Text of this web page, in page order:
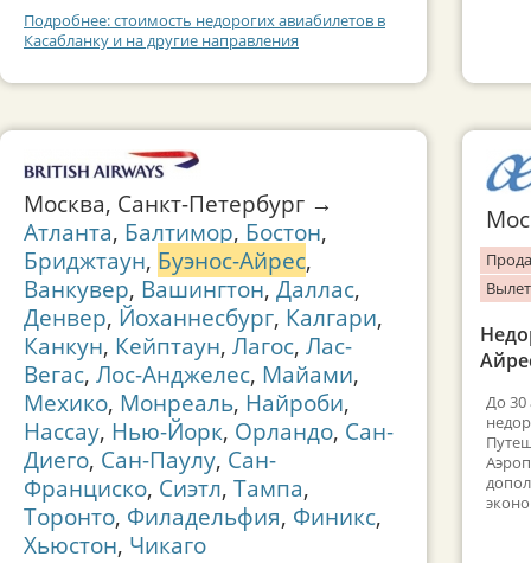
Подробнее: стоимость недорогих авиабилетов в
Касабланку и на другие направления
Москва, Санкт-Петербург →
Атланта, Балтимор, Бостон,
Бриджтаун, Буэнос-Айрес,
Ванкувер, Вашингтон, Даллас,
Денвер, Йоханнесбург, Калгари,
Канкун, Кейптаун, Лагос, Лас-
Вегас, Лос-Анджелес, Майами,
Мехико, Монреаль, Найроби,
Нассау, Нью-Йорк, Орландо, Сан-
Диего, Сан-Паулу, Сан-
Франциско, Сиэтл, Тампа,
Торонто, Филадельфия, Финикс,
Хьюстон, Чикаго
До 30